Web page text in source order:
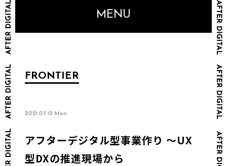
MENU
FRONTIER
2021.07.12 Mon.
アフターデジタル型事業作り ～UX
型DXの推進現場から